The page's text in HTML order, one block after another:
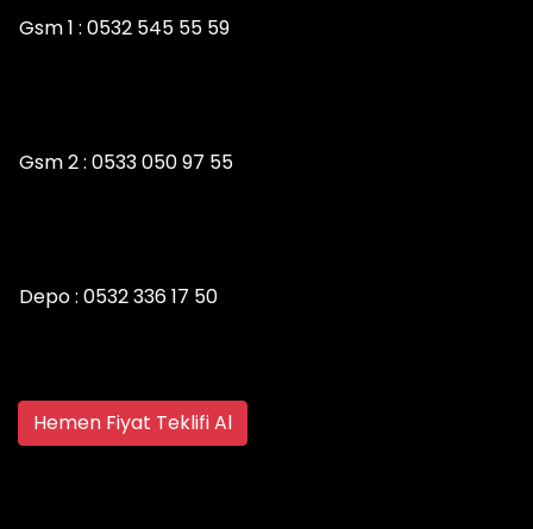
Gsm 1 : 0532 545 55 59
Gsm 2 : 0533 050 97 55
Depo : 0532 336 17 50
Hemen Fiyat Teklifi Al